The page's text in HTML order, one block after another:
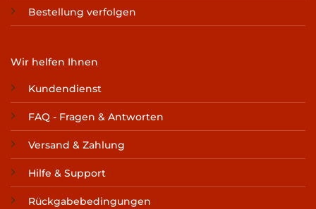
Bestellung verfolgen
Wir helfen Ihnen
Kundendienst
FAQ - Fragen & Antworten
Versand & Zahlung
Hilfe & Support
Rückgabebedingungen